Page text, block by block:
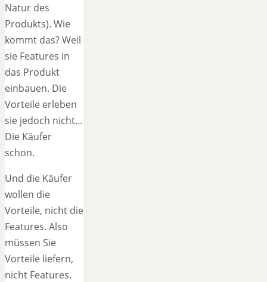
Natur des
Produkts). Wie
kommt das? Weil
sie Features in
das Produkt
einbauen. Die
Vorteile erleben
sie jedoch nicht…
Die Käufer
schon.
Und die Käufer
wollen die
Vorteile, nicht die
Features. Also
müssen Sie
Vorteile liefern,
nicht Features.